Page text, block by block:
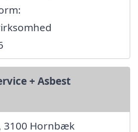
+ Asbest
3100 Hornbæk